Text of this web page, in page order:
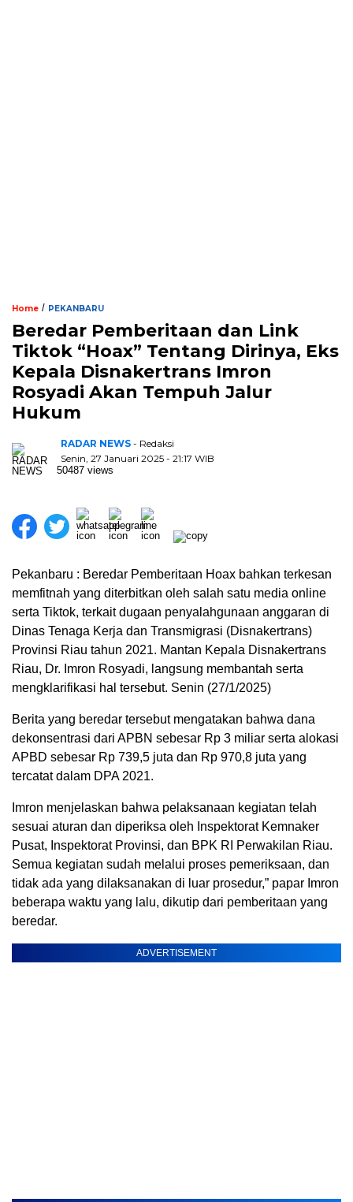
Home / PEKANBARU
Beredar Pemberitaan dan Link
Tiktok “Hoax” Tentang Dirinya, Eks
Kepala Disnakertrans Imron
Rosyadi Akan Tempuh Jalur
Hukum
RADAR NEWS - Redaksi
Senin, 27 Januari 2025 - 21:17 WIB
50487 views
Pekanbaru : Beredar Pemberitaan Hoax bahkan terkesan
memfitnah yang diterbitkan oleh salah satu media online
serta Tiktok, terkait dugaan penyalahgunaan anggaran di
Dinas Tenaga Kerja dan Transmigrasi (Disnakertrans)
Provinsi Riau tahun 2021. Mantan Kepala Disnakertrans
Riau, Dr. Imron Rosyadi, langsung membantah serta
mengklarifikasi hal tersebut. Senin (27/1/2025)
Berita yang beredar tersebut mengatakan bahwa dana
dekonsentrasi dari APBN sebesar Rp 3 miliar serta alokasi
APBD sebesar Rp 739,5 juta dan Rp 970,8 juta yang
tercatat dalam DPA 2021.
Imron menjelaskan bahwa pelaksanaan kegiatan telah
sesuai aturan dan diperiksa oleh Inspektorat Kemnaker
Pusat, Inspektorat Provinsi, dan BPK RI Perwakilan Riau.
Semua kegiatan sudah melalui proses pemeriksaan, dan
tidak ada yang dilaksanakan di luar prosedur,” papar Imron
beberapa waktu yang lalu, dikutip dari pemberitaan yang
beredar.
ADVERTISEMENT